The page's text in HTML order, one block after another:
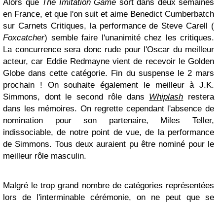
Alors que The Imitation Game sort dans deux semaines
en France, et que l'on suit et aime Benedict Cumberbatch
sur Carnets Critiques, la performance de Steve Carell (
Foxcatcher) semble faire l'unanimité chez les critiques.
La concurrence sera donc rude pour l'Oscar du meilleur
acteur, car Eddie Redmayne vient de recevoir le Golden
Globe dans cette catégorie. Fin du suspense le 2 mars
prochain ! On souhaite également le meilleur à J.K.
Simmons, dont le second rôle dans Whiplash restera
dans les mémoires. On regrette cependant l'absence de
nomination pour son partenaire, Miles Teller,
indissociable, de notre point de vue, de la performance
de Simmons. Tous deux auraient pu être nominé pour le
meilleur rôle masculin.
Malgré le trop grand nombre de catégories représentées
lors de l'interminable cérémonie, on ne peut que se